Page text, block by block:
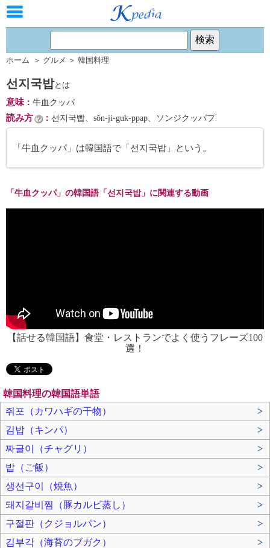
ホーム ＞ グルメ ＞ 韓国料理
선지국밥とは
意味： 牛血クッパ
読み方 ： 선지국빱、sŏn-ji-guk-ppap、ソンジクッパプ
「牛血クッパ」は韓国語で「선지국밥」という。
「牛血クッパ」の韓国語「선지국밥」に関連する動画
【話せる韓国語】食堂・レストランでよく使うフレーズ100
選！
韓国料理の韓国語単語
쥐포（カワハギの干物）
>
김밥（キンパ）
>
짜글이（チャグリ）
>
밥（ご飯）
>
생선구이（焼魚）
>
돼지갈비찜（豚カルビ蒸し）
>
구절판（クジョルパン）
>
김부각（海苔のブガク）
>